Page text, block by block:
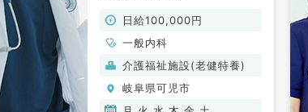
日給100,000円
一般内科
介護福祉施設(老健特養)
岐阜県可児市